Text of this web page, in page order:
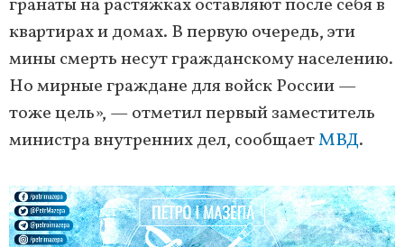
гранаты на растяжках оставляют после себя в
квартирах и домах. В первую очередь, эти
мины смерть несут гражданскому населению.
Но мирные граждане для войск России —
тоже цель», — отметил первый заместитель
министра внутренних дел, сообщаетМВД.